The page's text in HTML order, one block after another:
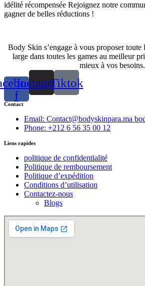
idélité récompensée Rejoignez notre
gagner de belles réductions !
Body Skin s’engage à vous proposer toute
large dans toutes les games au meilleur
mieux à vos besoins.
f
InstagramTiktok
Contact
Email: Contact@bodyskinpara.ma
Phone: +212 6 56 35 00 12
Liens rapides
politique de confidentialité
Politique de remboursement
Politique d’expédition
Conditions d’utilisation
Contactez-nous
Blogs